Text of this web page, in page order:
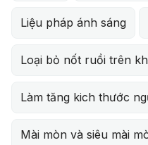
Liệu pháp ánh sáng
Loại bỏ nốt ruồi trên
Làm tăng kich thước
Mài mòn và siêu mài